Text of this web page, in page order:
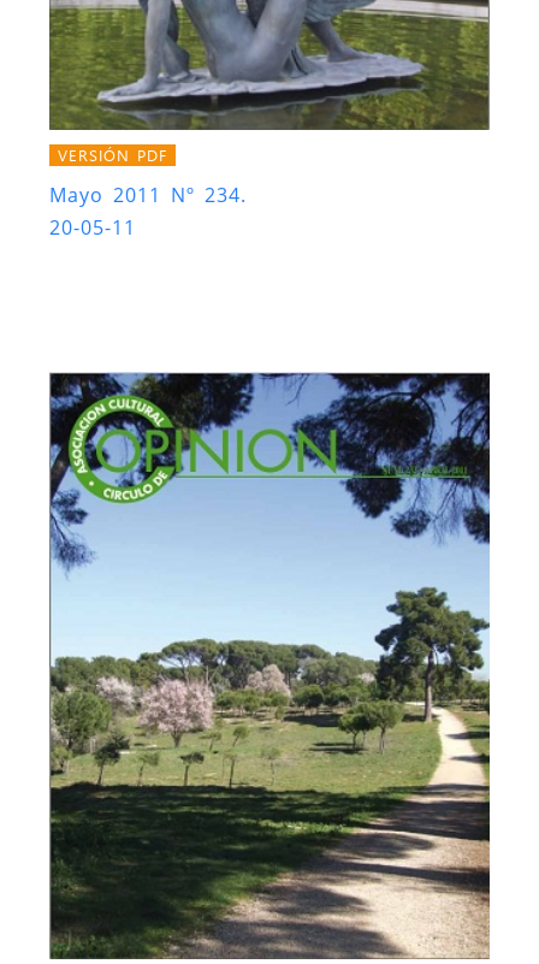
VERSIÓN PDF
Mayo 2011 Nº 234.
20-05-11